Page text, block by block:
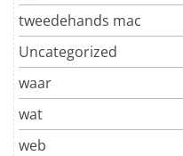
tweedehands mac
Uncategorized
waar
wat
web